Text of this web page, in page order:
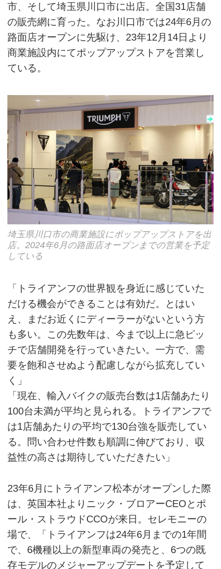
市、そして埼玉県川口市に出店。全国31店舗
の販売網に育った。なお川口市では24年6月の
路面店オープンに先駆け、23年12月14日より
商業施設内にてポップアップストアを営業し
ている。
埼玉県川口市の商業施設にポップアップストアを出
店。2024年6月の路面店オープンまでの営業を予定
している
「トライアンフの世界観を身近に感じていた
だける機会ができることは有効だ。とはい
え、まだお近くにディーラーがないという方
も多い。この先数年は、今まで以上に急ピッ
チで店舗開発を行っていきたい。一方で、需
要を飽和させぬよう配慮しながら拡充してい
く」
「現在、輸入バイクの販売台数は1店舗あたり
100台未満が平均と見られる。トライアンフで
は1店舗あたりの平均で130台強を販売してい
る。問い合わせ件数も順調に伸びており、収
益性の高さは期待していただきたい」
23年6月にトライアンフ松本がオープンした際
は、英国本社よりニック・ブロアーCEOとポ
ール・ストラウドCCOが来日。セレモニーの
場で、「トライアンフは24年6月までの1年間
で、6機種以上の新型車両の発売と、6つの既
存モデルのメジャーアップデートを予定して